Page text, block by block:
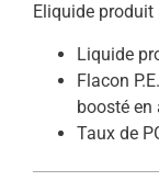
Eliquide produit
Liquide
Flacon
boosté en
Taux de